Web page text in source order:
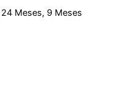
Meses, 9 Meses